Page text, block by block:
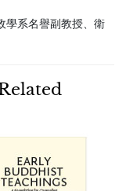
學系名譽副教授、衛